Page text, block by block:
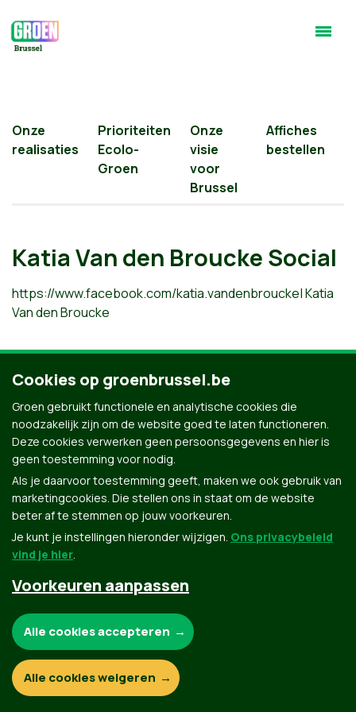
Onze
realisaties
Prioriteiten
Ecolo-
Groen
Onze
visie
voor
Brussel
Affiches
bestellen
Katia Van den Broucke Social
https://www.facebook.com/katia.vandenbroucke| Katia
Van den Broucke
Groen.be
© Copyright Groen 2026 | Gemaakt metNationBuilder
Contact Privacybeleid
Cookies op groenbrussel.be
Groen gebruikt functionele en analytische cookies die
noodzakelijk zijn om de website goed te laten functioneren.
Deze cookies verwerken geen persoonsgegevens en hier is
geen toestemming voor nodig.
Als je daarvoor toestemming geeft, maken we ook gebruik van
marketingcookies. Die stellen ons in staat om de website
beter af te stemmen op jouw voorkeuren.
Je kunt je instellingen hieronder wijzigen. Ons privacybeleid
vind je hier.
Voorkeuren aanpassen
Functionele en analytische cookies:
Alle cookies accepteren
Alle cookies weigeren